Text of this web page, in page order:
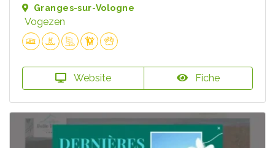
Granges-sur-Vologne
Vogezen
Website Fiche